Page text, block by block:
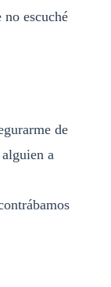
no escuché
de
a